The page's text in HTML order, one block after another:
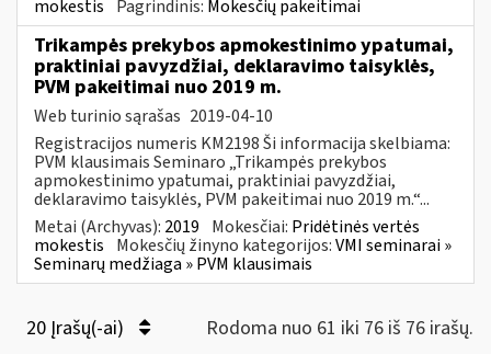
mokestis Pagrindinis: Mokesčių pakeitimai
Trikampės prekybos apmokestinimo ypatumai,
praktiniai pavyzdžiai, deklaravimo taisyklės,
PVM pakeitimai nuo 2019 m.
Web turinio sąrašas 2019-04-10
Registracijos numeris KM2198 Ši informacija skelbiama:
PVM klausimais Seminaro „Trikampės prekybos
apmokestinimo ypatumai, praktiniai pavyzdžiai,
deklaravimo taisyklės, PVM pakeitimai nuo 2019 m.“...
Metai (Archyvas): 2019 Mokesčiai: Pridėtinės vertės
mokestis Mokesčių žinyno kategorijos:VMI seminarai »
Seminarų medžiaga » PVM klausimais
20 Įrašų(-ai) Rodoma nuo 61 iki 76 iš 76 irašų.